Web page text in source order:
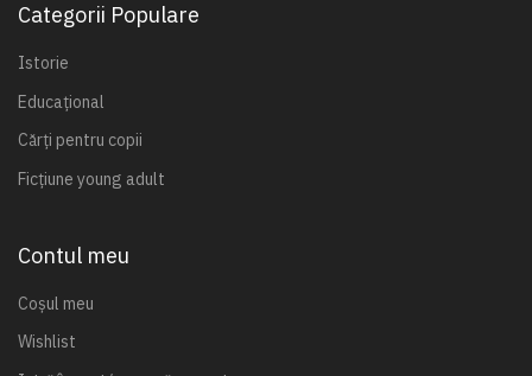
Categorii Populare
Istorie
Educațional
Cărți pentru copii
Ficțiune young adult
Contul meu
Coșul meu
Wishlist